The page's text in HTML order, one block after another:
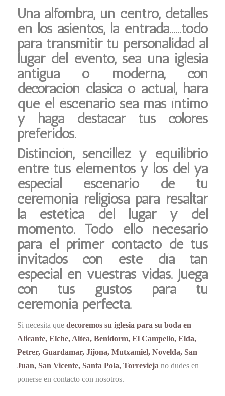
Una alfombra, un centro, detalles
en los asientos, la entrada……todo
para transmitir tu personalidad al
lugar del evento, sea una iglesia
antigua o moderna, con
decoración clásica o actual, hará
que el escenario sea más íntimo
y haga destacar tus colores
preferidos.
Distinción, sencillez y equilibrio
entre tus elementos y los del ya
especial escenario de tu
ceremonia religiosa para resaltar
la estética del lugar y del
momento. Todo ello necesario
para el primer contacto de tus
invitados con este día tan
especial en vuestras vidas. Juega
con tus gustos para tu
ceremonia perfecta.
Si necesita que decoremos su iglesia para su boda en
Alicante, Elche, Altea, Benidorm, El Campello, Elda,
Petrer, Guardamar, Jijona, Mutxamiel, Novelda, San
Juan, San Vicente, Santa Pola, Torrevieja no dudes en
ponerse en contacto con nosotros.